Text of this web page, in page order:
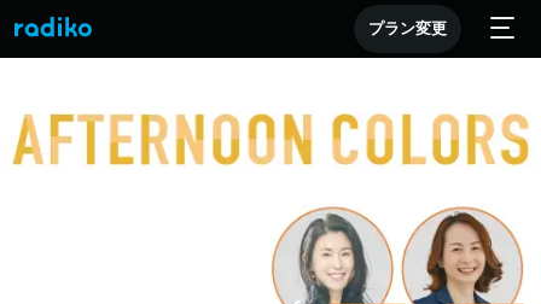
プラン変更